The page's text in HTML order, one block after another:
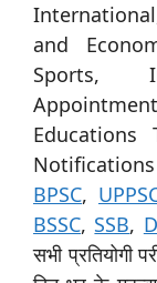
and
Sports,
Educations
BPSC,
BSSC, SSB,
सभी प्रतियोगी